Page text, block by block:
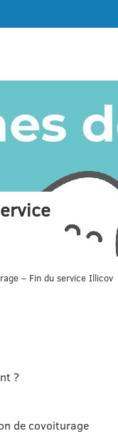
– Fin du service Illicov
?
de covoiturage